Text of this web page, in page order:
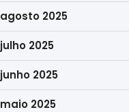
agosto 2025
julho 2025
junho 2025
maio 2025